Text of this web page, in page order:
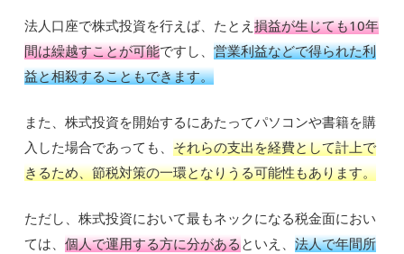
法人口座で株式投資を行えば、たとえ損益が生じても10年
間は繰越すことが可能ですし、営業利益などで得られた利
益と相殺することもできます。
また、株式投資を開始するにあたってパソコンや書籍を購
入した場合であっても、それらの支出を経費として計上で
きるため、節税対策の一環となりうる可能性もあります。
ただし、株式投資において最もネックになる税金面におい
ては、個人で運用する方に分があるといえ、法人で年間所